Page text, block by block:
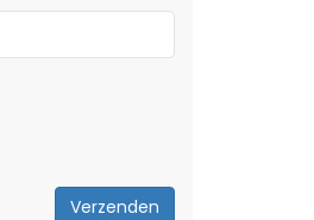
Verzenden